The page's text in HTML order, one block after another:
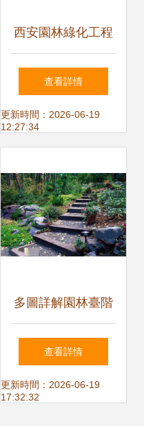
西安園林綠化工程
設計施工與承接項
目全解析 | 施工團
查看詳情
更新時間：2026-06-19
12:27:34
多圖詳解園林臺階
沿路石施工要點與
實戰技巧
查看詳情
更新時間：2026-06-19
17:32:32